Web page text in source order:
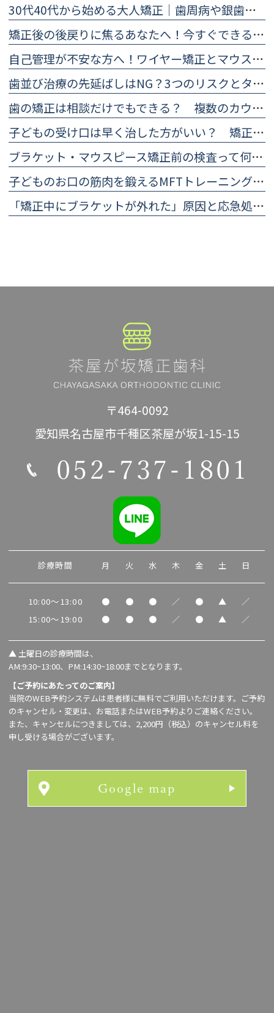
30代40代から始める大人矯正｜歯周病や銀歯があっても大丈夫？
矯正後の後戻りに焦るあなたへ！今すぐできる予防法と再治療の目安
自己管理が不安な方へ！ワイヤー矯正とマウスピース矯正の違い比較
歯並び治療の先延ばしはNG？3つのリスクとタイミングを医師が解説
歯の矯正は相談だけでもできる？ 複数のカウンセリングを受けるメリットとは
子どもの受け口は早く治した方がいい？ 矯正した方がいいと言われる理由
ブラケット・マウスピース矯正前の検査って何をする？ 治療計画に欠かせない精密検査について
子どものお口の筋肉を鍛えるMFTトレーニング（口腔筋機能療法）のやり方
「矯正中にブラケットが外れた」原因と応急処置・歯科医院に行くまでの対処法
〒464-0092
愛知県名古屋市千種区茶屋が坂1-15-15
052-737-1801
診療時間 月 火 水 木 金 土 日
10:00～13:00 ● ● ● ／ ● ▲
／
15:00～19:00
● ● ● ／ ● ▲ ／
▲土曜日の診療時間は、
AM:9:30~13:00、PM:14:30~18:00までとなります。
【ご予約にあたってのご案内】
当院のWEB予約システムは患者様に無料でご利用いただけます。ご予約
のキャンセル・変更は、お電話またはWEB予約よりご連絡ください。
また、キャンセルにつきましては、2,200円（税込）のキャンセル料を
申し受ける場合がございます。
Google map